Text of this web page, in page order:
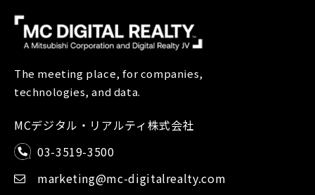
The meeting place, for companies,
technologies, and data.
MCデジタル・リアルティ株式会社
03-3519-3500
marketing@mc-digitalrealty.com